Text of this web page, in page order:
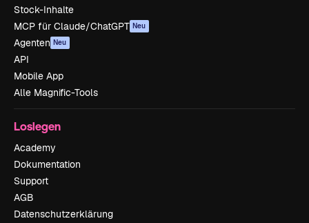
Stock-Inhalte
MCP für Claude/ChatGPT Neu
Agenten Neu
API
Mobile App
Alle Magnific-Tools
Loslegen
Academy
Dokumentation
Support
AGB
Datenschutzerklärung